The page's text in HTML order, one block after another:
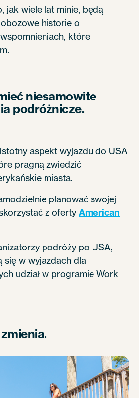
jak wiele lat minie, będą
historie o
które
niesamowite
podróżnicze.
aspekt wyjazdu do USA
pragną zwiedzić
miasta.
planować swojej
z oferty American
podróży po USA,
się w wyjazdach dla
udział w programie Work